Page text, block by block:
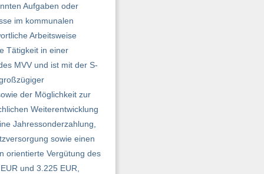
Aufgaben oder
im kommunalen
Arbeitsweise
Tätigkeit in einer
MVV und ist mit der S-
der Möglichkeit zur
Weiterentwicklung
Jahressonderzahlung,
sowie einen
orientierte Vergütung des
und 3.225 EUR,